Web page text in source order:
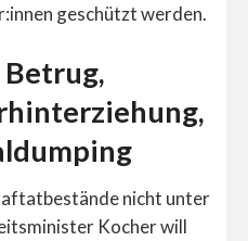
geschützt werden.
Betrug,
nicht unter
Kocher will